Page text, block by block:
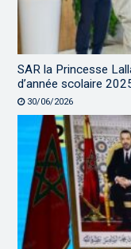
SAR la Princesse
d’année scolaire
30/06/2026